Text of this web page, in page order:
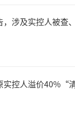
涉及实控人被查
控人溢价40%“